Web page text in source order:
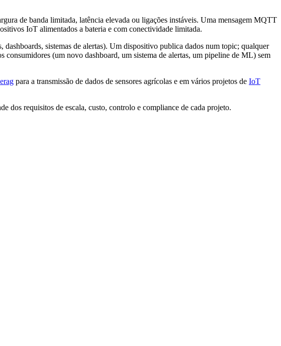
de banda limitada, latência elevada ou ligações instáveis. Uma mensagem MQTT
IoT alimentados a bateria e com conectividade limitada.
sistemas de alertas). Um dispositivo publica dados num topic; qualquer
consumidores (um novo dashboard, um sistema de alertas, um pipeline de ML) sem
para a transmissão de dados de sensores agrícolas e em vários projetos de IoT
dos requisitos de escala, custo, controlo e compliance de cada projeto.